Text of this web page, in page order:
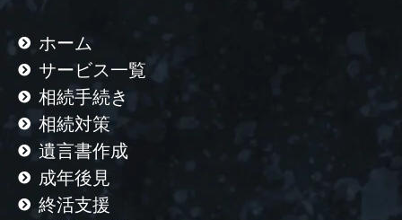
ホーム
サービス一覧
相続手続き
相続対策
遺言書作成
成年後見
終活支援